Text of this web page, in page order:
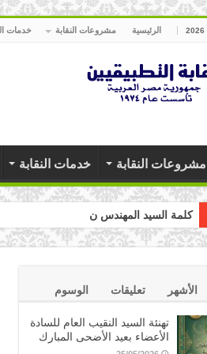
الرئيسية مشروعات النقابة خدمات
مشروعات النقابة خدمات النقابة
كلمة السيد المهندس نقيب التطبي
الأشهر تعليقات الوسوم
تهنئة السيد النقيب العام للسادة
الأعضاء بعيد الأضحى المبارك